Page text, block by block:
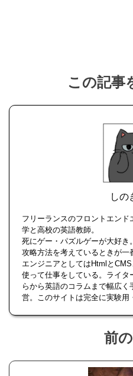
この記事
しの
フリーランスのフロントエン
学と高校の英語教師。
死にゲー・パズルゲーが大好き
攻略方法を考えているときが一
エンジニアとしてはHtmlと
使って仕事をしている。ライ
らから英語のコラムまで幅広
営。このサイトは完全に実験用
前